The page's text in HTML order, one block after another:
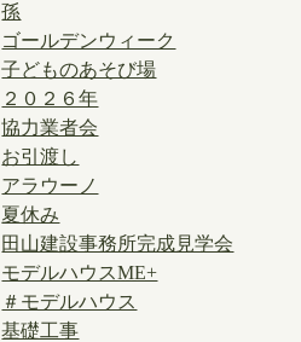
孫
ゴールデンウィーク
子どものあそび場
２０２６年
協力業者会
お引渡し
アラウーノ
夏休み
田山建設事務所完成見学会
モデルハウスME+
＃モデルハウス
基礎工事